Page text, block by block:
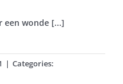
een wonde [...]
| Categories: